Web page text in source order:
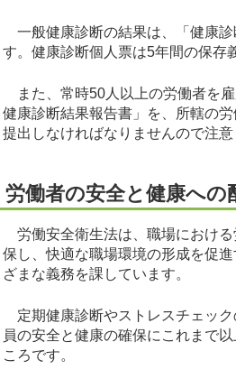
一般健康診断の結果は、「健康診
す。健康診断個人票は5年間の保存
また、常時50人以上の労働者を
健康診断結果報告書」を、所轄の
提出しなければなりませんので注意
労働者の安全と健康への
労働安全衛生法は、職場におけ
保し、快適な職場環境の形成を促
ざまな義務を課しています。
定期健康診断やストレスチェッ
員の安全と健康の確保にこれまで
ころです。